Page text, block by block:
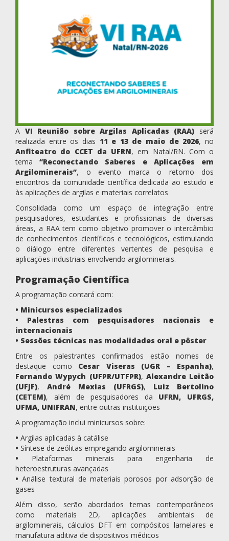
A VI Reunião sobre Argilas Aplicadas (RAA) será
realizada entre os dias 11 e 13 de maio de 2026, no
Anfiteatro do CCET da UFRN, em Natal/RN. Com o
tema“Reconectando Saberes e Aplicações em
Argilominerais”, o evento marca o retorno dos
encontros da comunidade científica dedicada ao estudo e
às aplicações de argilas e materiais correlatos
Consolidada como um espaço de integração entre
pesquisadores, estudantes e profissionais de diversas
áreas, a RAA tem como objetivo promover o intercâmbio
de conhecimentos científicos e tecnológicos, estimulando
o diálogo entre diferentes vertentes de pesquisa e
aplicações industriais envolvendo argilominerais.
Programação Científica
A programação contará com:
• Minicursos especializados
• Palestras com pesquisadores nacionais e
internacionais
• Sessões técnicas nas modalidades oral e pôster
Entre os palestrantes confirmados estão nomes de
destaque como Cesar Viseras (UGR – Espanha),
Fernando Wypych (UFPR/UTFPR), Alexandre Leitão
(UFJF), André Mexias (UFRGS), Luiz Bertolino
(CETEM), além de pesquisadores da UFRN, UFRGS,
UFMA, UNIFRAN, entre outras instituições
A programação inclui minicursos sobre:
• Argilas aplicadas à catálise
• Síntese de zeólitas empregando argilominerais
• Plataformas minerais para engenharia de
heteroestruturas avançadas
•Análise textural de materiais porosos por adsorção de
gases
Além disso, serão abordados temas contemporâneos
como materiais 2D, aplicações ambientais de
argilominerais, cálculos DFT em compósitos lamelares e
manufatura aditiva de dispositivos médicos